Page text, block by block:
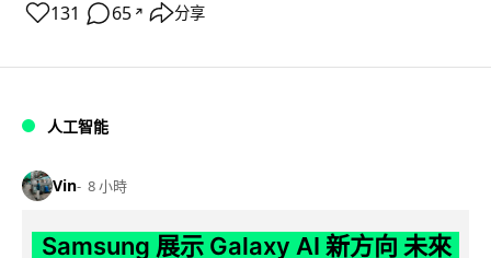
131 65 ↗ 分享
人工智能
Vin 8 小時
Samsung 展示 Galaxy AI 新方向 未來